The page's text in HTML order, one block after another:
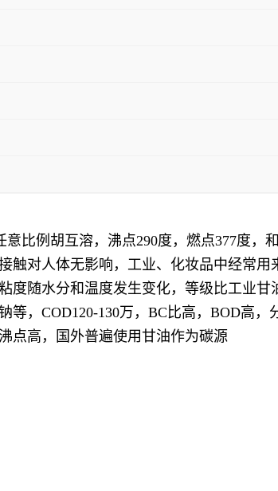
比例胡互溶，沸点290度，燃点377度
触对人体无影响，工业、化妆品中经常用
度随水分和温度发生变化，等级比工业
，COD120-130万，BC比高，BOD高
点高，国外普遍使用甘油作为碳源